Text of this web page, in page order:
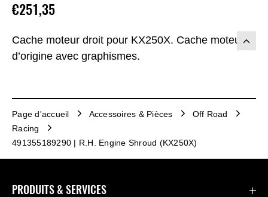
Cache moteur droit pour KX250X. Cache moteur
d’origine avec graphismes.
€251,35
Page d'accueil Accessoires & Pièces
Off Road
Racing
491355189290 | R.H. Engine Shroud (KX250X)
PRODUITS & SERVICES